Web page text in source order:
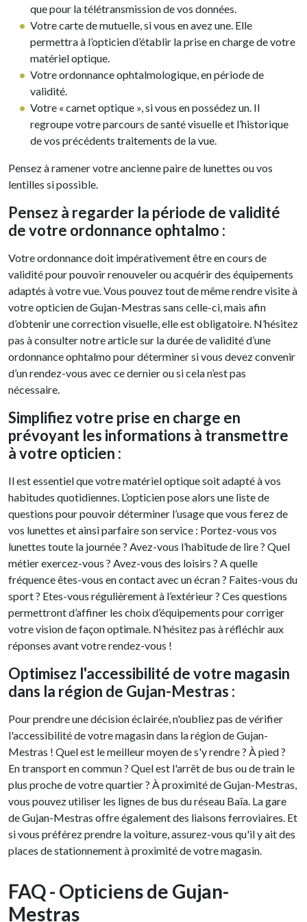
que pour la télétransmission de vos données.
Votre carte de mutuelle, si vous en avez une. Elle
permettra à l’opticien d’établir la prise en charge de votre
matériel optique.
Votre ordonnance ophtalmologique, en période de
validité.
Votre « carnet optique », si vous en possédez un. Il
regroupe votre parcours de santé visuelle et l’historique
de vos précédents traitements de la vue.
Pensez à ramener votre ancienne paire de lunettes ou vos
lentilles si possible.
Pensez à regarder la période de validité
de votre ordonnance ophtalmo :
Votre ordonnance doit impérativement être en cours de
validité pour pouvoir renouveler ou acquérir des équipements
adaptés à votre vue. Vous pouvez tout de même rendre visite à
votre opticien de Gujan-Mestras sans celle-ci, mais afin
d’obtenir une correction visuelle, elle est obligatoire. N’hésitez
pas à consulter notre article sur la durée de validité d’une
ordonnance ophtalmo pour déterminer si vous devez convenir
d’un rendez-vous avec ce dernier ou si cela n’est pas
nécessaire.
Simplifiez votre prise en charge en
prévoyant les informations à transmettre
à votre opticien :
Il est essentiel que votre matériel optique soit adapté à vos
habitudes quotidiennes. L’opticien pose alors une liste de
questions pour pouvoir déterminer l’usage que vous ferez de
vos lunettes et ainsi parfaire son service : Portez-vous vos
lunettes toute la journée ? Avez-vous l’habitude de lire ? Quel
métier exercez-vous ? Avez-vous des loisirs ? A quelle
fréquence êtes-vous en contact avec un écran ? Faites-vous du
sport ? Etes-vous régulièrement à l’extérieur ? Ces questions
permettront d’affiner les choix d’équipements pour corriger
votre vision de façon optimale. N’hésitez pas à réfléchir aux
réponses avant votre rendez-vous !
Optimisez l'accessibilité de votre magasin
dans la région de Gujan-Mestras :
Pour prendre une décision éclairée, n'oubliez pas de vérifier
l'accessibilité de votre magasin dans la région de Gujan-
Mestras ! Quel est le meilleur moyen de s'y rendre ? À pied ?
En transport en commun ? Quel est l'arrêt de bus ou de train le
plus proche de votre quartier ? À proximité de Gujan-Mestras,
vous pouvez utiliser les lignes de bus du réseau Baïa. La gare
de Gujan-Mestras offre également des liaisons ferroviaires. Et
si vous préférez prendre la voiture, assurez-vous qu'il y ait des
places de stationnement à proximité de votre magasin.
FAQ - Opticiens de Gujan-
Mestras